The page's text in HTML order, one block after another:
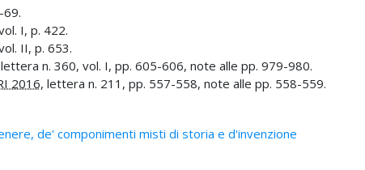
69.
I, p. 422.
II, p. 653.
n. 360, vol. I, pp. 605-606, note alle pp. 979-980.
2016, lettera n. 211, pp. 557-558, note alle pp. 558-559.
de' componimenti misti di storia e d'invenzione